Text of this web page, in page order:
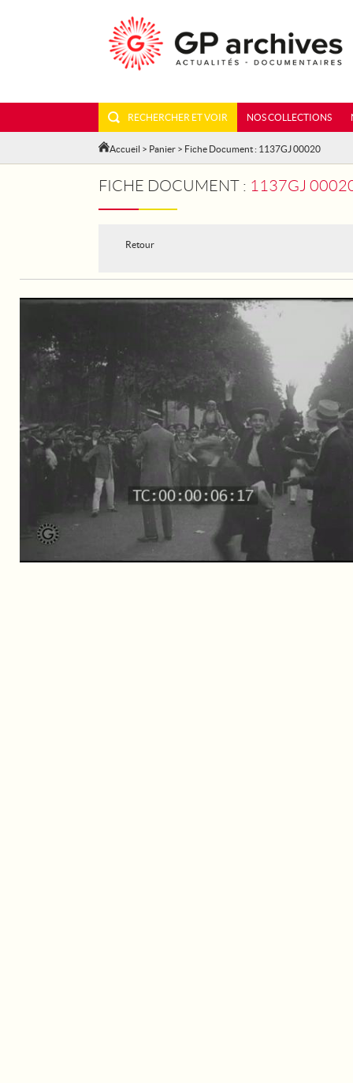
RECHERCHER ET VOIR NOS COLLECTIONS
Accueil > Panier > Fiche Document : 1137GJ 00020
FICHE DOCUMENT : 1137GJ
Retour